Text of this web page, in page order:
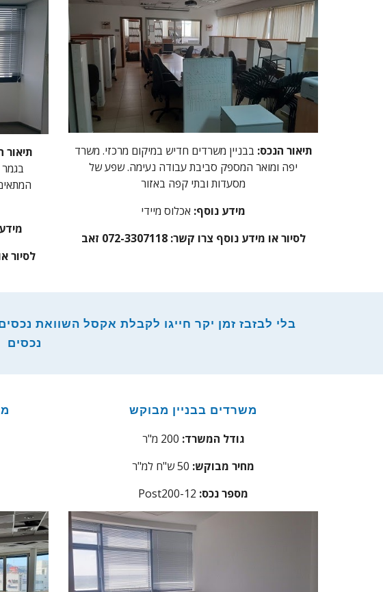
תיאור
לסיור או
תיאור הנכס: בבניין משרדים חדיש במיקום מרכזי. משרד
יפה ומואר המספק סביבת עבודה נעימה. שפע של
מסעדות ובתי קפה באזור
מידע נוסף: אכלוס מיידי
לסיור או מידע נוסף צרו קשר: 072-3307118 זאב
בלי לבזבז זמן יקר חייגו לקבלת אקסל השוואת
נכסים
משרדים בבניין מבוקש
גודל המשרד:
מחיר מבוקש: 50 ש"ח למ"ר
Post200-12 :מספר נכס